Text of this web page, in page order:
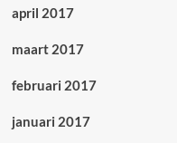
april 2017
maart 2017
februari 2017
januari 2017